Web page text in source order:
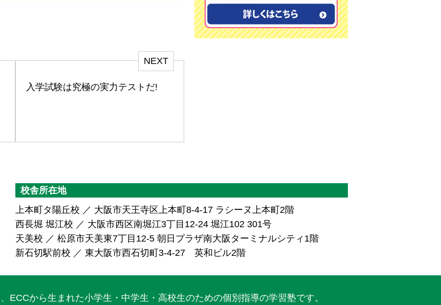
NEXT
入学試験は究極の実力テストだ!
校舎所在地
上本町タ陽丘校 ／ 大阪市天王寺区上本町8-4-17 ラシーヌ上本町2階
西長堀 堀江校 ／ 大阪市西区南堀江3丁目12-24 堀江102 301号
天美校 ／ 松原市天美東7丁目12-5 朝日プラザ南大阪ターミナルシティ1階
新石切駅前校 ／ 東大阪市西石切町3-4-27 英和ビル2階
ECCから生まれた小学生・中学生・高校生のための個別指導の学習塾です。